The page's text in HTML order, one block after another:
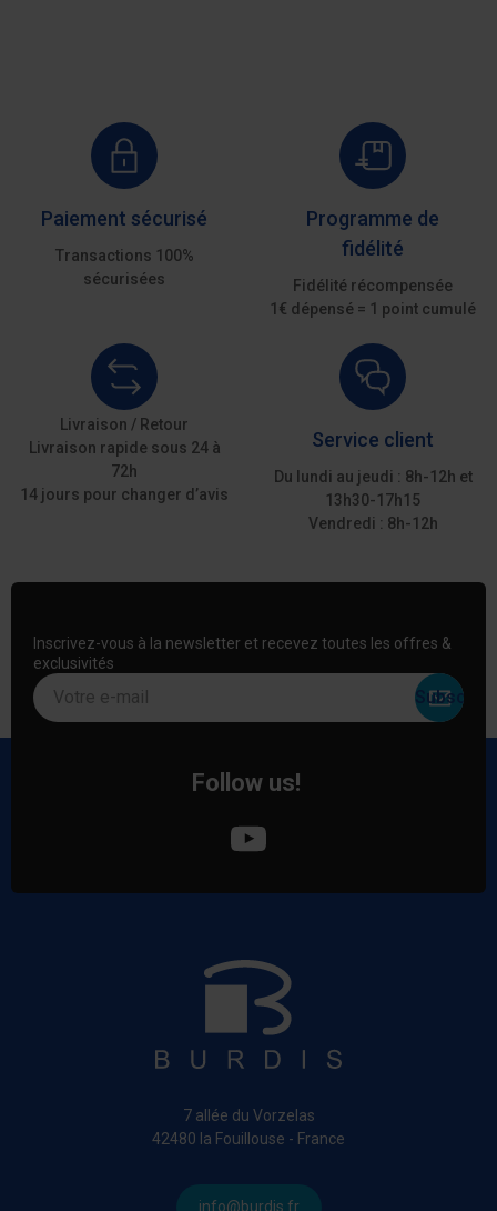
Paiement sécurisé
Transactions 100%
sécurisées
Programme de
fidélité
Fidélité récompensée
1€ dépensé = 1 point cumulé
Livraison / Retour
Livraison rapide sous 24 à
72h
14 jours pour changer d’avis
Service client
Du lundi au jeudi : 8h-12h et
13h30-17h15
Vendredi : 8h-12h
Inscrivez-vous à la newsletter et recevez toutes les offres &
exclusivités
Votre e-mail
Follow us!
7 allée du Vorzelas
42480 la Fouillouse - France
info@burdis.fr